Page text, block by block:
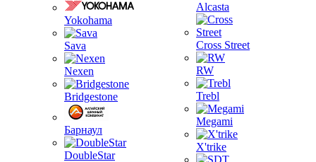
Yokohama
Sava
Nexen
Bridgestone
Барнаул
DoubleStar
Alcasta
Cross Street
RW
Trebl
Megami
X'trike